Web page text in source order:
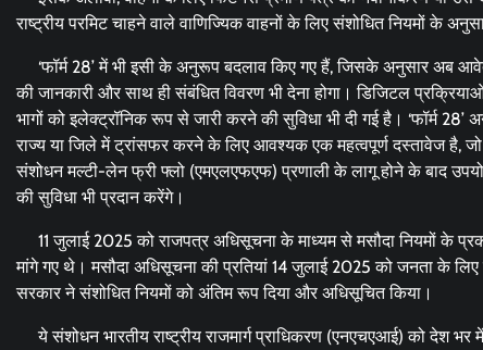
राष्ट्रीय परमिट चाहने वाले वाणिज्यिक वाहनों के लिए संशोधित नियमों के
‘फॉर्म 28’ में भी इसी के अनुरूप बदलाव किए गए हैं, जिसके अनुसार अब
की जानकारी और साथ ही संबंधित विवरण भी देना होगा। डिजिटल
भागों को इलेक्ट्रॉनिक रूप से जारी करने की सुविधा भी दी गई है। ‘फॉर्म
राज्य या जिले में ट्रांसफर करने के लिए आवश्यक एक महत्वपूर्ण दस्तावेज है,
संशोधन मल्टी-लेन फ्री फ्लो (एमएलएफएफ) प्रणाली के लागू होने के बाद
की सुविधा भी प्रदान करेंगे।
11 जुलाई 2025 को राजपत्र अधिसूचना के माध्यम से मसौदा नियमों के
मांगे गए थे। मसौदा अधिसूचना की प्रतियां 14 जुलाई 2025 को जनता के
सरकार ने संशोधित नियमों को अंतिम रूप दिया और अधिसूचित किया।
ये संशोधन भारतीय राष्ट्रीय राजमार्ग प्राधिकरण (एनएचएआई) को देश भर